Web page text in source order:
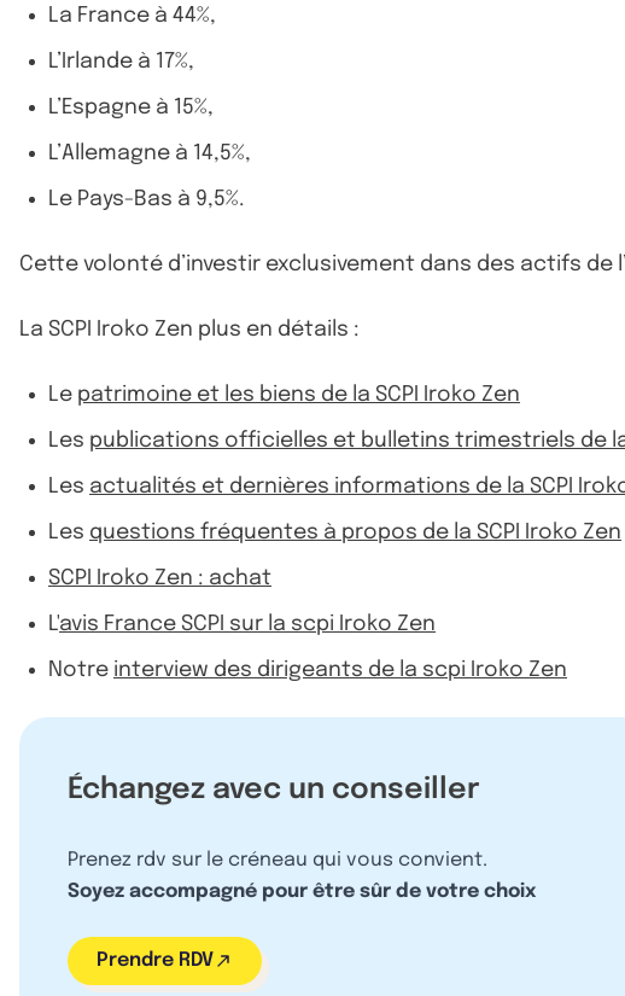
La France à 44%,
L’Irlande à 17%,
L’Espagne à 15%,
L’Allemagne à 14,5%,
Le Pays-Bas à 9,5%.
Cette volonté d’investir exclusivement dans des actifs
La SCPI Iroko Zen plus en détails :
Le patrimoine et les biens de la SCPI Iroko Zen
Les publications officielles et bulletins trimestriels de la
Les actualités et dernières informations de la SCPI
Les questions fréquentes à propos de la SCPI Iroko Zen
SCPI Iroko Zen : achat
L'avis France SCPI sur la scpi Iroko Zen
Notre interview des dirigeants de la scpi Iroko Zen
Échangez avec un conseiller
Prenez rdv sur le créneau qui vous convient.
Soyez accompagné pour être sûr de votre choix
Prendre RDV